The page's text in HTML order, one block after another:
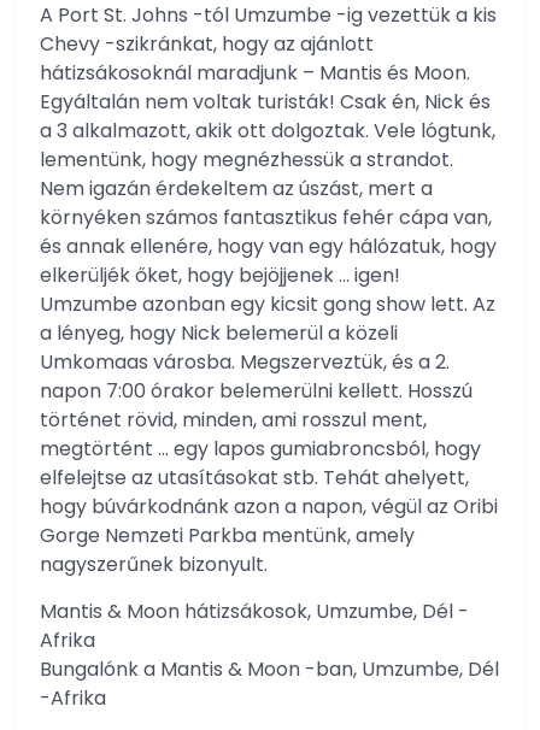
A Port St. Johns -tól Umzumbe -ig vezettük a kis
Chevy -szikránkat, hogy az ajánlott
hátizsákosoknál maradjunk – Mantis és Moon.
Egyáltalán nem voltak turisták! Csak én, Nick és
a 3 alkalmazott, akik ott dolgoztak. Vele lógtunk,
lementünk, hogy megnézhessük a strandot.
Nem igazán érdekeltem az úszást, mert a
környéken számos fantasztikus fehér cápa van,
és annak ellenére, hogy van egy hálózatuk, hogy
elkerüljék őket, hogy bejöjjenek … igen!
Umzumbe azonban egy kicsit gong show lett. Az
a lényeg, hogy Nick belemerül a közeli
Umkomaas városba. Megszerveztük, és a 2.
napon 7:00 órakor belemerülni kellett. Hosszú
történet rövid, minden, ami rosszul ment,
megtörtént … egy lapos gumiabroncsból, hogy
elfelejtse az utasításokat stb. Tehát ahelyett,
hogy búvárkodnánk azon a napon, végül az Oribi
Gorge Nemzeti Parkba mentünk, amely
nagyszerűnek bizonyult.
Mantis & Moon hátizsákosok, Umzumbe, Dél -
Afrika
Bungalónk a Mantis & Moon -ban, Umzumbe, Dél
-Afrika